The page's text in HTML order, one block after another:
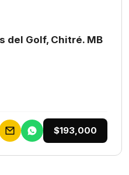
del Golf, Chitré. MB
$193,000